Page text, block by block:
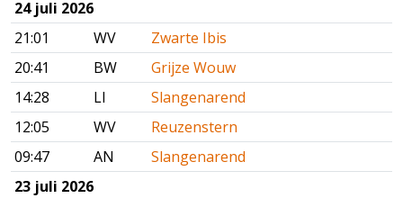
24 juli 2026
21:01
WV
Zwarte Ibis
20:41
BW
Grijze Wouw
14:28
LI
Slangenarend
12:05
WV
Reuzenstern
09:47
AN
Slangenarend
23 juli 2026